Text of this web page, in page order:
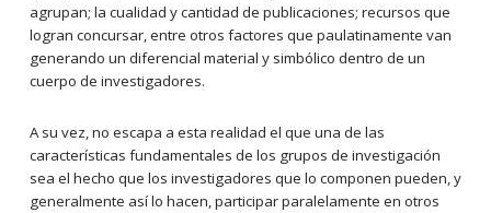
agrupan; la cualidad y cantidad de publicaciones; recursos que
logran concursar, entre otros factores que paulatinamente van
generando un diferencial material y simbólico dentro de un
cuerpo de investigadores.
A su vez, no escapa a esta realidad el que una de las
características fundamentales de los grupos de investigación
sea el hecho que los investigadores que lo componen pueden, y
generalmente así lo hacen, participar paralelamente en otros